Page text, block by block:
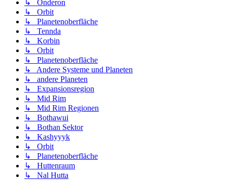
↳ Onderon
↳ Orbit
↳ Planetenoberfläche
↳ Tennda
↳ Korbin
↳ Orbit
↳ Planetenoberfläche
↳ Andere Systeme und Planeten
↳ andere Planeten
↳ Expansionsregion
↳ Mid Rim
↳ Mid Rim Regionen
↳ Bothawui
↳ Bothan Sektor
↳ Kashyyyk
↳ Orbit
↳ Planetenoberfläche
↳ Huttenraum
↳ Nal Hutta